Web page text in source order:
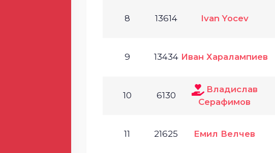
8 13614 Ivan Yocev
9 13434 Иван Харалампиев
10 6130
Владислав
Серафимов
11 21625 Емил Велчев